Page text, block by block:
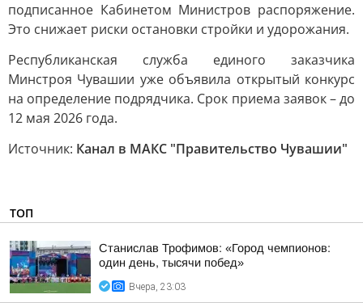
подписанное Кабинетом Министров распоряжение.
Это снижает риски остановки стройки и удорожания.
Республиканская служба единого заказчика
Минстроя Чувашии уже объявила открытый конкурс
на определение подрядчика. Срок приема заявок – до
12 мая 2026 года.
Источник: Канал в МАКС "Правительство Чувашии"
ТОП
Станислав Трофимов: «Город чемпионов:
один день, тысячи побед»
Вчера, 23:03